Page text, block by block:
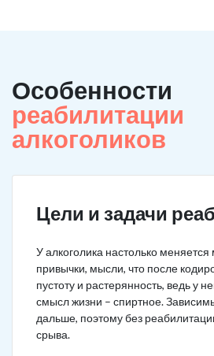
Особенности
реабилитации
алкоголиков
Цели и задачи
У алкоголика настолько
привычки, мысли, что после
пустоту и растерянность, ведь у
смысл жизни – спиртное.
дальше, поэтому без
срыва.